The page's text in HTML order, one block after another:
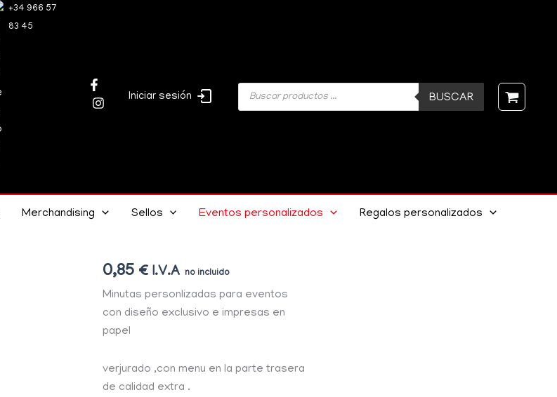
+34 966 57
83 45
Iniciar sesión
Búsqueda
de
productos
BUSCAR
Merchandising Sellos Eventos personalizados
Regalos personalizados
Eventos personalizados
0,85 € I.V.A
Minutas personlizadas para eventos
con diseño exclusivo e impresas en
papel
verjurado ,con menu en la parte trasera
de calidad extra .
cantidad